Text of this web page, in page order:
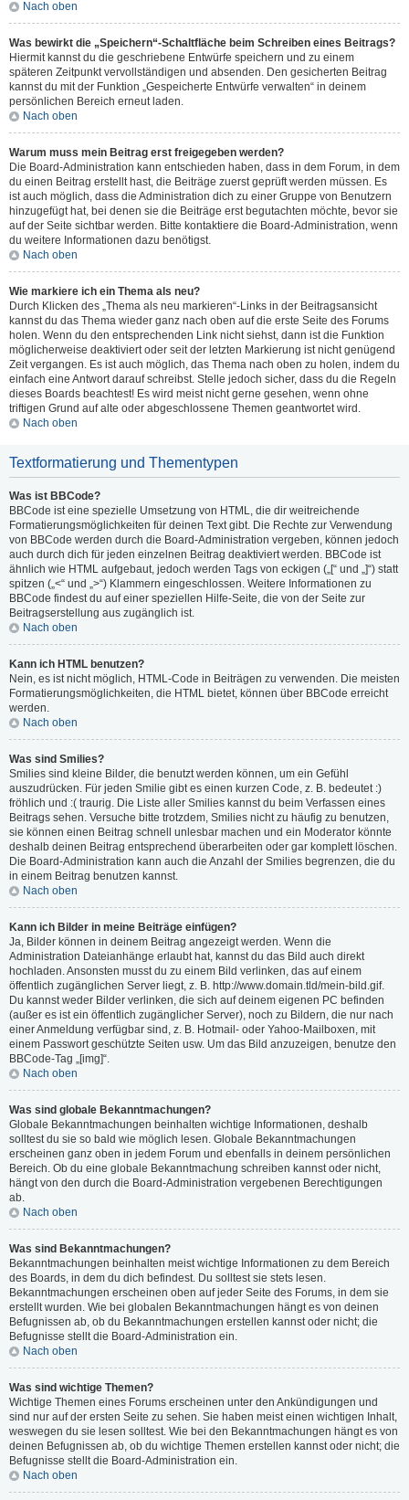
Nach oben
Was bewirkt die „Speichern“-Schaltfläche beim Schreiben eines Beitrags?
Hiermit kannst du die geschriebene Entwürfe speichern und zu einem
späteren Zeitpunkt vervollständigen und absenden. Den gesicherten Beitrag
kannst du mit der Funktion „Gespeicherte Entwürfe verwalten“ in deinem
persönlichen Bereich erneut laden.
Nach oben
Warum muss mein Beitrag erst freigegeben werden?
Die Board-Administration kann entschieden haben, dass in dem Forum, in dem
du einen Beitrag erstellt hast, die Beiträge zuerst geprüft werden müssen. Es
ist auch möglich, dass die Administration dich zu einer Gruppe von Benutzern
hinzugefügt hat, bei denen sie die Beiträge erst begutachten möchte, bevor sie
auf der Seite sichtbar werden. Bitte kontaktiere die Board-Administration, wenn
du weitere Informationen dazu benötigst.
Nach oben
Wie markiere ich ein Thema als neu?
Durch Klicken des „Thema als neu markieren“-Links in der Beitragsansicht
kannst du das Thema wieder ganz nach oben auf die erste Seite des Forums
holen. Wenn du den entsprechenden Link nicht siehst, dann ist die Funktion
möglicherweise deaktiviert oder seit der letzten Markierung ist nicht genügend
Zeit vergangen. Es ist auch möglich, das Thema nach oben zu holen, indem du
einfach eine Antwort darauf schreibst. Stelle jedoch sicher, dass du die Regeln
dieses Boards beachtest! Es wird meist nicht gerne gesehen, wenn ohne
triftigen Grund auf alte oder abgeschlossene Themen geantwortet wird.
Nach oben
Textformatierung und Thementypen
Was ist BBCode?
BBCode ist eine spezielle Umsetzung von HTML, die dir weitreichende
Formatierungsmöglichkeiten für deinen Text gibt. Die Rechte zur Verwendung
von BBCode werden durch die Board-Administration vergeben, können jedoch
auch durch dich für jeden einzelnen Beitrag deaktiviert werden. BBCode ist
ähnlich wie HTML aufgebaut, jedoch werden Tags von eckigen („[“ und „]“) statt
spitzen („<“ und „>“) Klammern eingeschlossen. Weitere Informationen zu
BBCode findest du auf einer speziellen Hilfe-Seite, die von der Seite zur
Beitragserstellung aus zugänglich ist.
Nach oben
Kann ich HTML benutzen?
Nein, es ist nicht möglich, HTML-Code in Beiträgen zu verwenden. Die meisten
Formatierungsmöglichkeiten, die HTML bietet, können über BBCode erreicht
werden.
Nach oben
Was sind Smilies?
Smilies sind kleine Bilder, die benutzt werden können, um ein Gefühl
auszudrücken. Für jeden Smilie gibt es einen kurzen Code, z. B. bedeutet :)
fröhlich und :( traurig. Die Liste aller Smilies kannst du beim Verfassen eines
Beitrags sehen. Versuche bitte trotzdem, Smilies nicht zu häufig zu benutzen,
sie können einen Beitrag schnell unlesbar machen und ein Moderator könnte
deshalb deinen Beitrag entsprechend überarbeiten oder gar komplett löschen.
Die Board-Administration kann auch die Anzahl der Smilies begrenzen, die du
in einem Beitrag benutzen kannst.
Nach oben
Kann ich Bilder in meine Beiträge einfügen?
Ja, Bilder können in deinem Beitrag angezeigt werden. Wenn die
Administration Dateianhänge erlaubt hat, kannst du das Bild auch direkt
hochladen. Ansonsten musst du zu einem Bild verlinken, das auf einem
öffentlich zugänglichen Server liegt, z. B. http://www.domain.tld/mein-bild.gif.
Du kannst weder Bilder verlinken, die sich auf deinem eigenen PC befinden
(außer es ist ein öffentlich zugänglicher Server), noch zu Bildern, die nur nach
einer Anmeldung verfügbar sind, z. B. Hotmail- oder Yahoo-Mailboxen, mit
einem Passwort geschützte Seiten usw. Um das Bild anzuzeigen, benutze den
BBCode-Tag „[img]“.
Nach oben
Was sind globale Bekanntmachungen?
Globale Bekanntmachungen beinhalten wichtige Informationen, deshalb
solltest du sie so bald wie möglich lesen. Globale Bekanntmachungen
erscheinen ganz oben in jedem Forum und ebenfalls in deinem persönlichen
Bereich. Ob du eine globale Bekanntmachung schreiben kannst oder nicht,
hängt von den durch die Board-Administration vergebenen Berechtigungen
ab.
Nach oben
Was sind Bekanntmachungen?
Bekanntmachungen beinhalten meist wichtige Informationen zu dem Bereich
des Boards, in dem du dich befindest. Du solltest sie stets lesen.
Bekanntmachungen erscheinen oben auf jeder Seite des Forums, in dem sie
erstellt wurden. Wie bei globalen Bekanntmachungen hängt es von deinen
Befugnissen ab, ob du Bekanntmachungen erstellen kannst oder nicht; die
Befugnisse stellt die Board-Administration ein.
Nach oben
Was sind wichtige Themen?
Wichtige Themen eines Forums erscheinen unter den Ankündigungen und
sind nur auf der ersten Seite zu sehen. Sie haben meist einen wichtigen Inhalt,
weswegen du sie lesen solltest. Wie bei den Bekanntmachungen hängt es von
deinen Befugnissen ab, ob du wichtige Themen erstellen kannst oder nicht; die
Befugnisse stellt die Board-Administration ein.
Nach oben